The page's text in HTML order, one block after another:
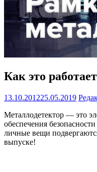
Как это
13.10.201225.05.2019
Металлодетектор — это
обеспечения
личные вещи
выпуске!